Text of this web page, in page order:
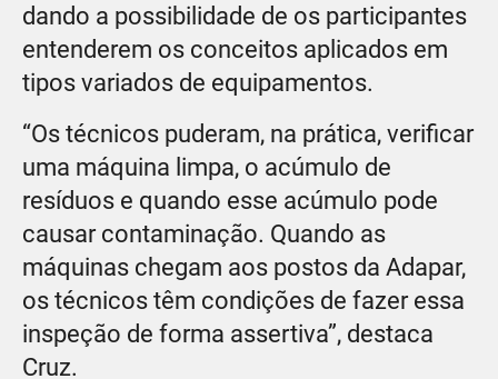
dando a possibilidade de os participantes
entenderem os conceitos aplicados em
tipos variados de equipamentos.
“Os técnicos puderam, na prática, verificar
uma máquina limpa, o acúmulo de
resíduos e quando esse acúmulo pode
causar contaminação. Quando as
máquinas chegam aos postos da Adapar,
os técnicos têm condições de fazer essa
inspeção de forma assertiva”, destaca
Cruz.